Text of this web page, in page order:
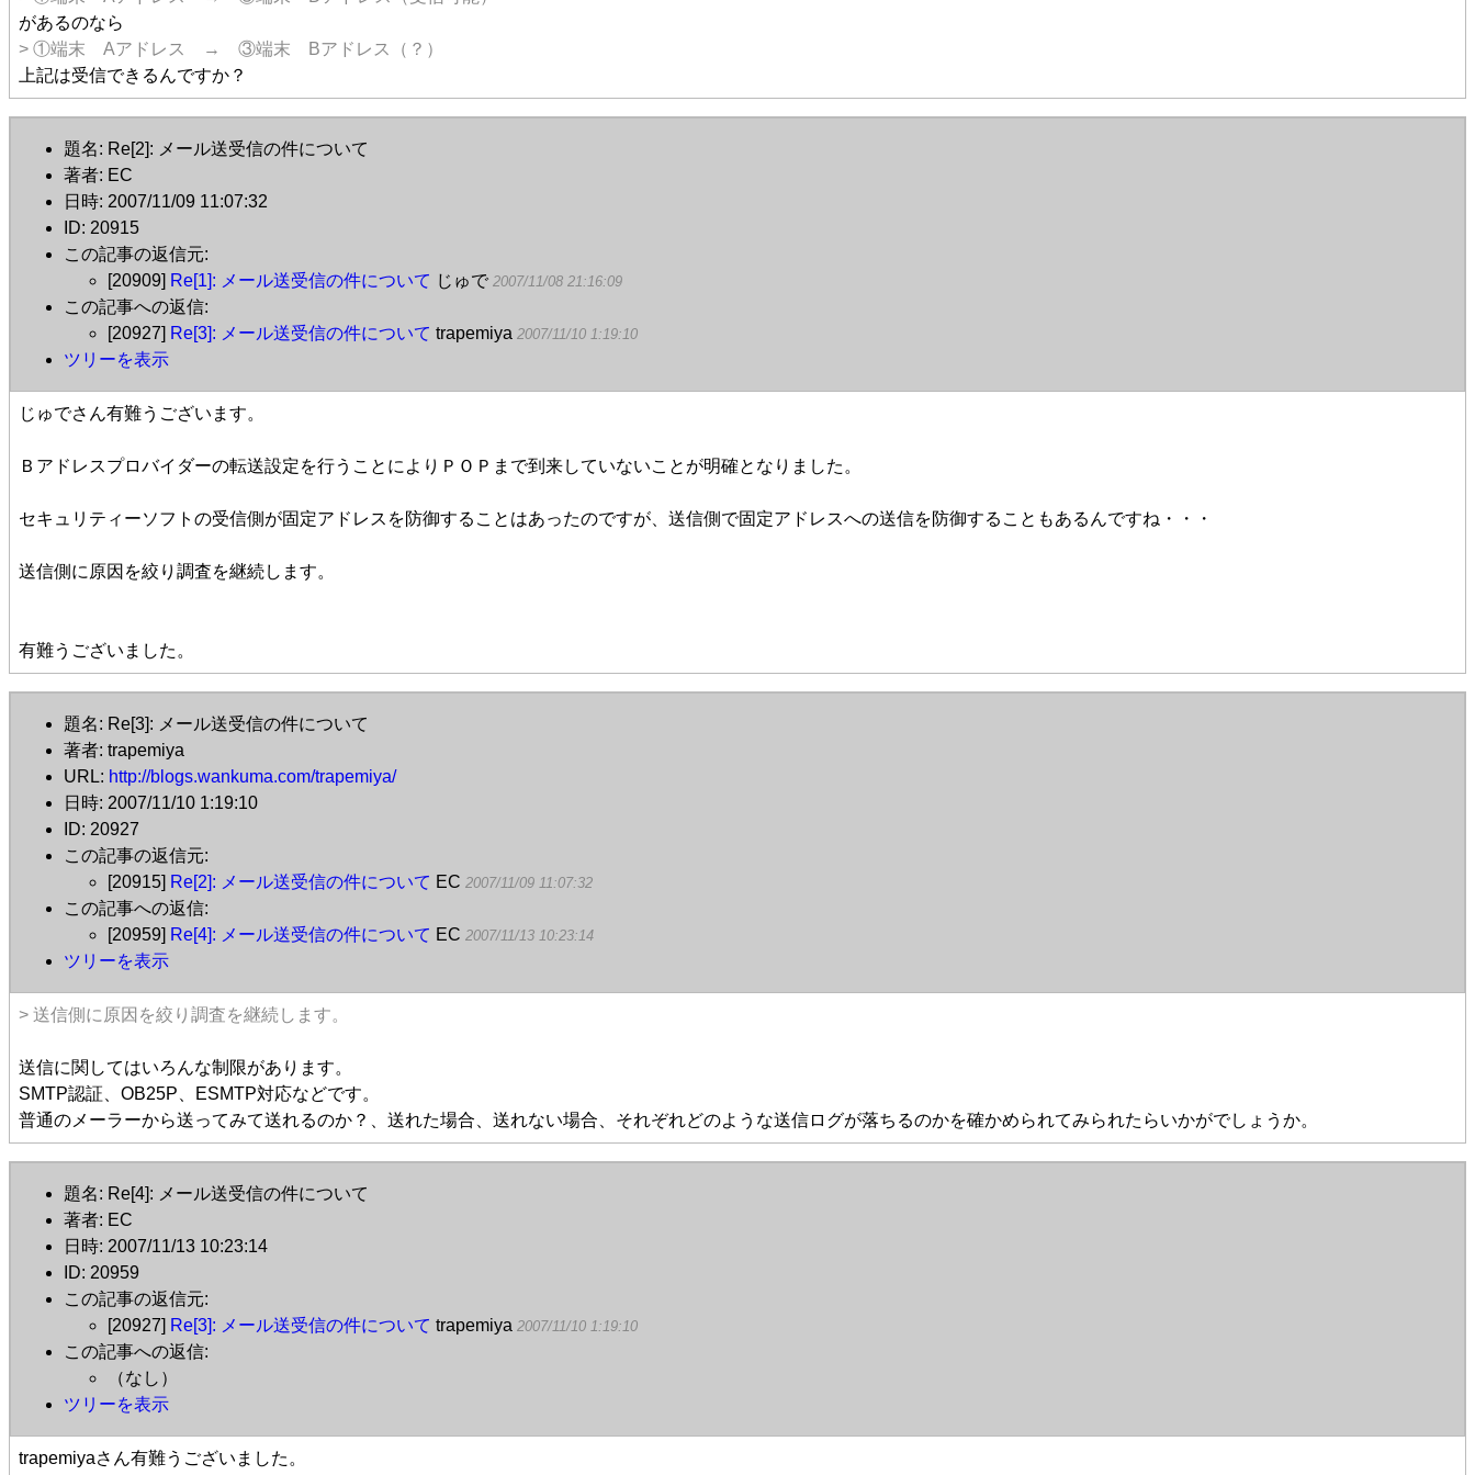
があるのなら
> ①端末 Aアドレス → ③端末 Bアドレス（？）
上記は受信できるんですか？
題名: Re[2]: メール送受信の件について
著者: EC
日時: 2007/11/09 11:07:32
ID: 20915
この記事の返信元:
[20909] Re[1]: メール送受信の件について じゅで 2007/11/08 21:16:09
この記事への返信:
[20927] Re[3]: メール送受信の件について trapemiya 2007/11/10 1:19:10
ツリーを表示
じゅでさん有難うございます。
Ｂアドレスプロバイダーの転送設定を行うことによりＰＯＰまで到来していないことが明確となりました。
セキュリティーソフトの受信側が固定アドレスを防御することはあったのですが、送信側で固定アドレスへの送信を防御することもあるんですね・・・
送信側に原因を絞り調査を継続します。
有難うございました。
題名: Re[3]: メール送受信の件について
著者: trapemiya
URL: http://blogs.wankuma.com/trapemiya/
日時: 2007/11/10 1:19:10
ID: 20927
この記事の返信元:
[20915] Re[2]: メール送受信の件について EC 2007/11/09 11:07:32
この記事への返信:
[20959] Re[4]: メール送受信の件について EC 2007/11/13 10:23:14
ツリーを表示
> 送信側に原因を絞り調査を継続します。
送信に関してはいろんな制限があります。
SMTP認証、OB25P、ESMTP対応などです。
普通のメーラーから送ってみて送れるのか？、送れた場合、送れない場合、それぞれどのような送信ログが落ちるのかを確かめられてみられたらいかがでしょうか。
題名: Re[4]: メール送受信の件について
著者: EC
日時: 2007/11/13 10:23:14
ID: 20959
この記事の返信元:
[20927] Re[3]: メール送受信の件について trapemiya 2007/11/10 1:19:10
この記事への返信:
（なし）
ツリーを表示
trapemiyaさん有難うございました。